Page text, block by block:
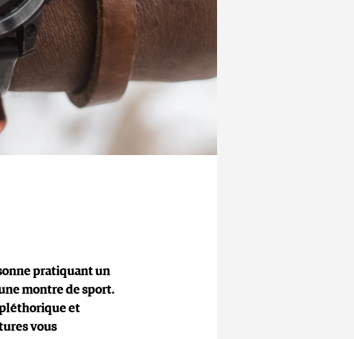
pratiquant un
montre de sport.
pléthorique et
vous